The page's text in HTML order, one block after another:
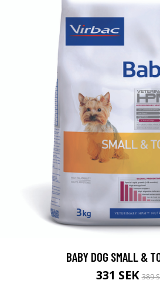
BABY DOG SMALL &
331 SEK389